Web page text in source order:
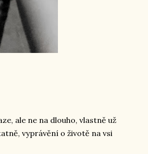
ale ne na dlouho, vlastně už
vyprávění o životě na vsi